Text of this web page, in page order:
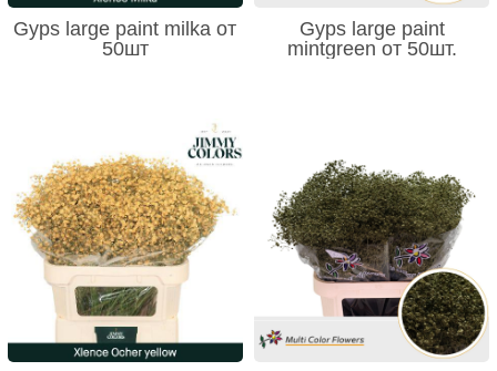
Gyps large paint milka от
50шт
Gyps large paint
mintgreen от 50шт.